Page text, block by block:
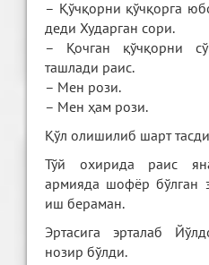
– Қўчқорни қўчқорга
деди Хударган сори.
– Қочган қўчқорни
ташлади раис.
– Мен рози.
– Мен ҳам рози.
Қўл олишилиб шарт
Тўй охирида раис
армияда шофёр бўлган
иш бераман.
Эртасига эрталаб
нозир бўлди.